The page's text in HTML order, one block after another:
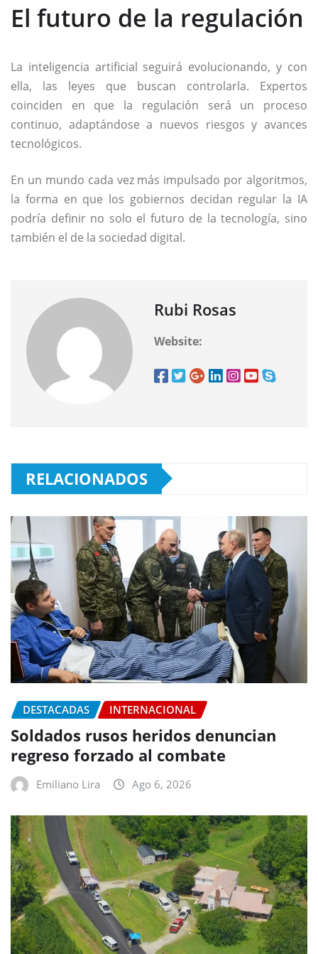
El futuro de la regulación
La inteligencia artificial seguirá evolucionando, y con
ella, las leyes que buscan controlarla. Expertos
coinciden en que la regulación será un proceso
continuo, adaptándose a nuevos riesgos y avances
tecnológicos.
En un mundo cada vez más impulsado por algoritmos,
la forma en que los gobiernos decidan regular la IA
podría definir no solo el futuro de la tecnología, sino
también el de la sociedad digital.
Rubi Rosas
Website:
RELACIONADOS
DESTACADAS INTERNACIONAL
Soldados rusos heridos denuncian
regreso forzado al combate
Emiliano Lira Ago 6, 2026